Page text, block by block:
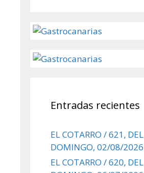
Entradas recientes
EL COTARRO / 621, DEL
DOMINGO, 02/08/2026
EL COTARRO / 620, DEL